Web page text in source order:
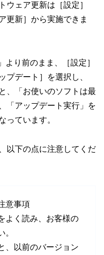
ウェア更新は［設定］
新］から実施できま
り前のまま、［設定］
デート］を選択し、
、「お使いのソフトは最
「アップデート実行」を
っています。
以下の点に注意してくだ
意事項
よく読み、お客様の
。
、以前のバージョン